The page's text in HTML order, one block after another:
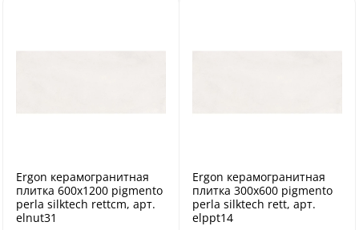
Ergon керамогранитная
плитка 600x1200 pigmento
perla silktech rettcm, арт.
elnut31
Ergon керамогранитная
плитка 300x600 pigmento
perla silktech rett, арт.
elppt14